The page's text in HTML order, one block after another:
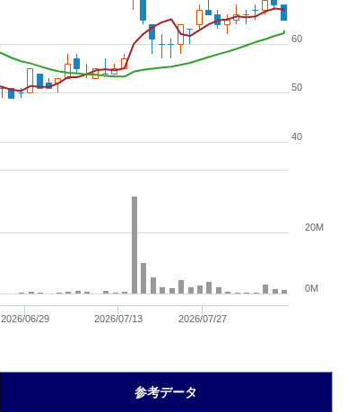
2026/06/29 2026/07/13 2026/07/27
40
50
60
0M
20M
参考データ